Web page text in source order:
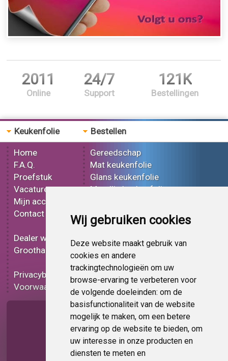
Wij gebruiken cookies
Deze website maakt gebruik van
cookies en andere
trackingtechnologieën om uw
browse-ervaring te verbeteren voor
de volgende doeleinden: om de
basisfunctionaliteit van de website
mogelijk te maken, om een betere
ervaring op de website te bieden, om
uw interesse in onze producten en
diensten te meten en
2011
Online
24/7
Support
121K
Bestellingen
Keukenfolie
Home
F.A.Q.
Proefstuk
Vacatures
Mijn account
Contact
Dealer worden
Groothandel
Privacybeleid
Voorwaarden
Bestellen
Gereedschap
Mat keukenfolie
Glans keukenfolie
Metallic keukenfolie
Effect keukenfolie
Bedrukt keukenfolie
Carbon keukenfolie
Lampen folie
Functionele folie
Keukenfolie korting
Op bestelling
Pagina delen